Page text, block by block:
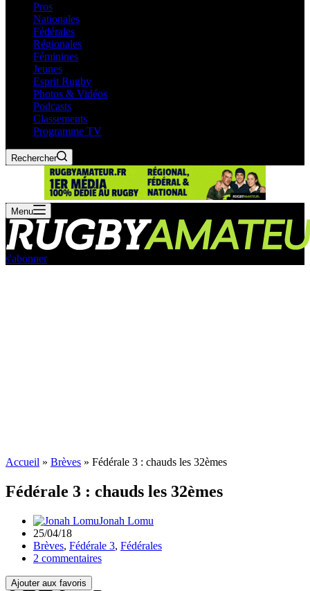
Pros
Nationales
Fédérales
Régionales
Féminines
Jeunes
Esprit Rugby
Photos & Vidéos
Podcasts
Classements
Programme TV
Rechercher
Menu
s'abonner
Accueil » Brèves » Fédérale 3 : chauds les 32èmes
Fédérale 3 : chauds les 32èmes
Jonah Lomu
25/04/18
Brèves, Fédérale 3, Fédérales
2 commentaires
Ajouter aux favoris